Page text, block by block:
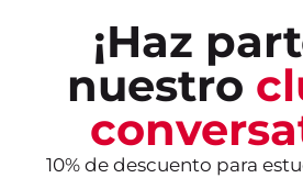
¡Haz
nuestro
10% de descuento para